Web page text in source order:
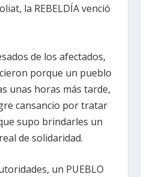
la REBELDÍA venció
de los afectados,
porque un pueblo
unas horas más tarde,
cansancio por tratar
supo brindarles un
de solidaridad.
un PUEBLO